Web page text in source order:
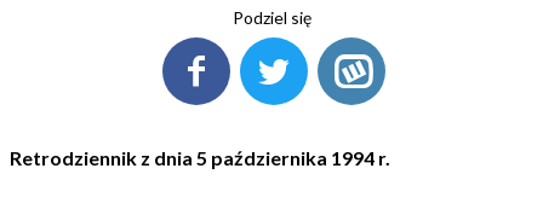
Podziel się
Retrodziennik z dnia 5 października 1994 r.